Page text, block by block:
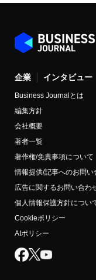
企業 インタビュー
Business Journalとは
編集方針
会社概要
著者一覧
著作権/免責事項について
情報提供/記事へのお問い
広告に関するお問い合わ
個人情報保護方針につい
Cookieポリシー
AIポリシー